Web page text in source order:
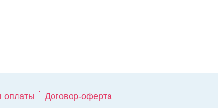
оплаты Договор-оферта